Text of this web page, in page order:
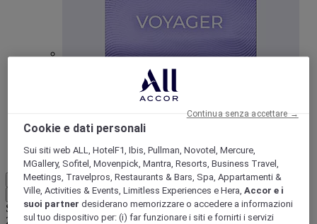
ALL Accor+ Voyager
15% di sconto tutto l'anno
ISCRIVITI SUBITO
Più
Indietro
Selezionare il Paese e la lingua qui di seguito
Zona geografica
Cookie e dati personali
Sui siti web ALL, HotelF1, Ibis, Pullman, Novotel, Mercure,
MGallery, Sofitel, Movenpick, Mantra, Resorts, Business Travel,
Meetings, Travelpros, Restaurants & Bars, Spa, Appartamenti &
Ville, Activities & Events, Limitless Experiences e Hera,Accor e i
suoi partner desiderano memorizzare o accedere a informazioni
sul tuo dispositivo per: (i) far funzionare i siti e fornirti i servizi
Continua senza accettare →